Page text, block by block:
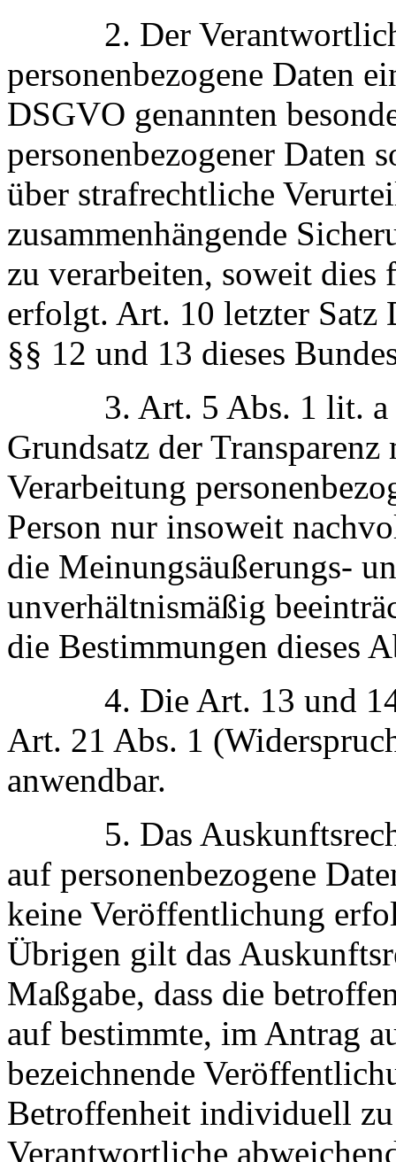
2. Der
personenbezogene Daten
DSGVO genannten
personenbezogener Daten
über strafrechtliche
zusammenhängende
zu verarbeiten, soweit
erfolgt. Art. 10 letzter
§§ 12 und 13 dieses
3. Art. 5 Abs. 1 lit. a
Grundsatz der
Verarbeitung
Person nur insoweit
die Meinungsäußerungs-
unverhältnismäßig
die Bestimmungen dieses
4. Die Art. 13 und 14
Art. 21 Abs. 1
anwendbar.
5. Das Auskunftsrecht
auf personenbezogene
keine Veröffentlichung
Übrigen gilt das
Maßgabe, dass die
auf bestimmte, im Antrag
bezeichnende
Betroffenheit individuell
Verantwortliche